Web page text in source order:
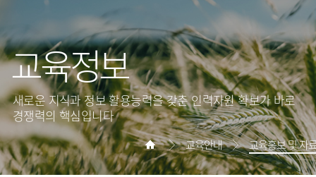
교육정보
새로운 지식과 정보 활용능력을 갖춘 인력자원 확보가 바로
경쟁력의 핵심입니다
교육안내 교육홍보 및 자